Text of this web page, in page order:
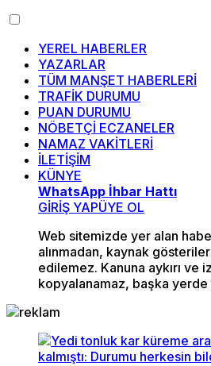
YEREL HABERLER
YAZARLAR
TÜM MANŞET HABERLERİ
TRAFİK DURUMU
PUAN DURUMU
NÖBETÇİ ECZANELER
NAMAZ VAKİTLERİ
İLETİŞİM
KÜNYE
WhatsApp İhbar Hattı
GİRİŞ YAPÜYE OL
Web sitemizde yer alan
alınmadan, kaynak
edilemez. Kanuna aykırı ve
kopyalanamaz, başka yerde